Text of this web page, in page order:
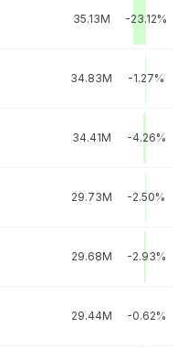
35.13M -23.12%
34.83M -1.27%
34.41M -4.26%
29.73M -2.50%
29.68M -2.93%
29.44M -0.62%